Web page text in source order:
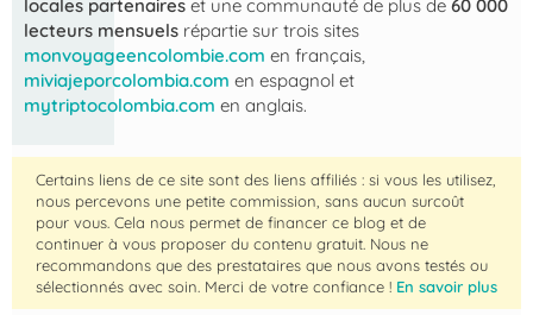
locales partenaires et une communauté de plus de 60 000
lecteurs mensuels répartie sur trois sites
monvoyageencolombie.com en français,
miviajeporcolombia.com en espagnol et
mytriptocolombia.com en anglais.
Certains liens de ce site sont des liens affiliés : si vous les utilisez,
nous percevons une petite commission, sans aucun surcoût
pour vous. Cela nous permet de financer ce blog et de
continuer à vous proposer du contenu gratuit. Nous ne
recommandons que des prestataires que nous avons testés ou
sélectionnés avec soin. Merci de votre confiance ! En savoir plus